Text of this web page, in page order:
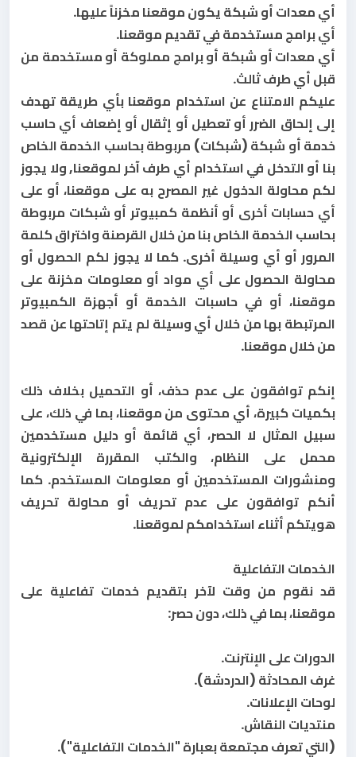
أي معدات أو شبكة يكون موقعنا مخزناً عليها.
أي برامج مستخدمة في تقديم موقعنا.
أي معدات أو شبكة أو برامج مملوكة أو مستخدمة من
قبل أي طرف ثالث.
عليكم الامتناع عن استخدام موقعنا بأي طريقة تهدف
إلى إلحاق الضرر أو تعطيل أو إثقال أو إضعاف أي حاسب
خدمة أو شبكة (شبكات) مربوطة بحاسب الخدمة الخاص
بنا أو التدخل في استخدام أي طرف آخر لموقعنا, ولا يجوز
لكم محاولة الدخول غير المصرح به على موقعنا، أو على
أي حسابات أخرى أو أنظمة كمبيوتر أو شبكات مربوطة
بحاسب الخدمة الخاص بنا من خلال القرصنة واختراق كلمة
المرور أو أي وسيلة أخرى. كما لا يجوز لكم الحصول أو
محاولة الحصول على أي مواد أو معلومات مخزنة على
موقعنا، أو في حاسبات الخدمة أو أجهزة الكمبيوتر
المرتبطة بها من خلال أي وسيلة لم يتم إتاحتها عن قصد
من خلال موقعنا.
إنكم توافقون على عدم حذف، أو التحميل بخلاف ذلك
بكميات كبيرة، أي محتوى من موقعنا، بما في ذلك، على
سبيل المثال لا الحصر، أي قائمة أو دليل مستخدمين
محمل على النظام، والكتب المقررة الإلكترونية
ومنشورات المستخدمين أو معلومات المستخدم. كما
أنكم توافقون على عدم تحريف أو محاولة تحريف
هويتكم أثناء استخدامكم لموقعنا.
الخدمات التفاعلية
قد نقوم من وقت لآخر بتقديم خدمات تفاعلية على
موقعنا، بما في ذلك، دون حصر:
الدورات على الإنترنت.
غرف المحادثة (الدردشة).
لوحات الإعلانات.
منتديات النقاش.
(التي تعرف مجتمعة بعبارة "الخدمات التفاعلية").